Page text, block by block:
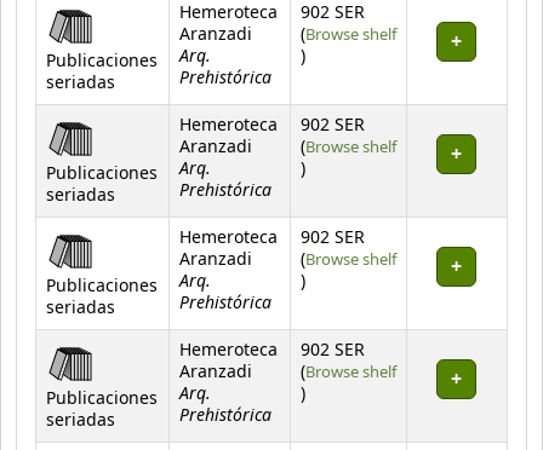
Publicaciones
seriadas
Hemeroteca
Aranzadi
Arq.
Prehistórica
902 SER
(Browse shelf
(Opens below)
)
Publicaciones
seriadas
Hemeroteca
Aranzadi
Arq.
Prehistórica
902 SER
(Browse shelf
(Opens below)
)
Publicaciones
seriadas
Hemeroteca
Aranzadi
Arq.
Prehistórica
902 SER
(Browse shelf
(Opens below)
)
Publicaciones
seriadas
Hemeroteca
Aranzadi
Arq.
Prehistórica
902 SER
(Browse shelf
(Opens below)
)